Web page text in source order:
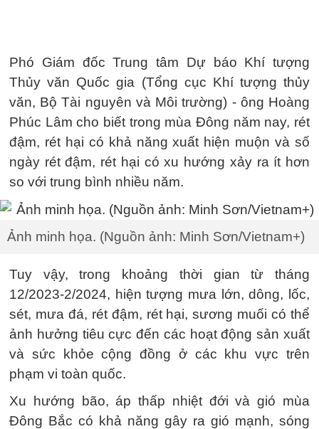
Phó Giám đốc Trung tâm Dự báo Khí tượng
Thủy văn Quốc gia (Tổng cục Khí tượng thủy
văn, Bộ Tài nguyên và Môi trường) - ông Hoàng
Phúc Lâm cho biết trong mùa Đông năm nay, rét
đậm, rét hại có khả năng xuất hiện muộn và số
ngày rét đậm, rét hại có xu hướng xảy ra ít hơn
so với trung bình nhiều năm.
Ảnh minh họa. (Nguồn ảnh: Minh Sơn/Vietnam+)
Tuy vậy, trong khoảng thời gian từ tháng
12/2023-2/2024, hiện tượng mưa lớn, dông, lốc,
sét, mưa đá, rét đậm, rét hại, sương muối có thể
ảnh hưởng tiêu cực đến các hoạt động sản xuất
và sức khỏe cộng đồng ở các khu vực trên
phạm vi toàn quốc.
Xu hướng bão, áp thấp nhiệt đới và gió mùa
Đông Bắc có khả năng gây ra gió mạnh, sóng